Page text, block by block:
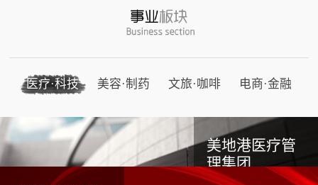
医疗·科技 美容·制药 文旅·咖啡 电商·金融
美地港医疗管
理集团